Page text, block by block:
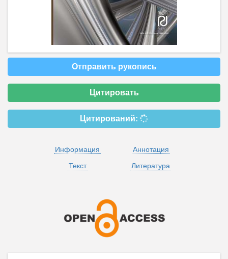
Отправить рукопись
Цитировать
Цитирований:
Информация
Аннотация
Текст
Литература